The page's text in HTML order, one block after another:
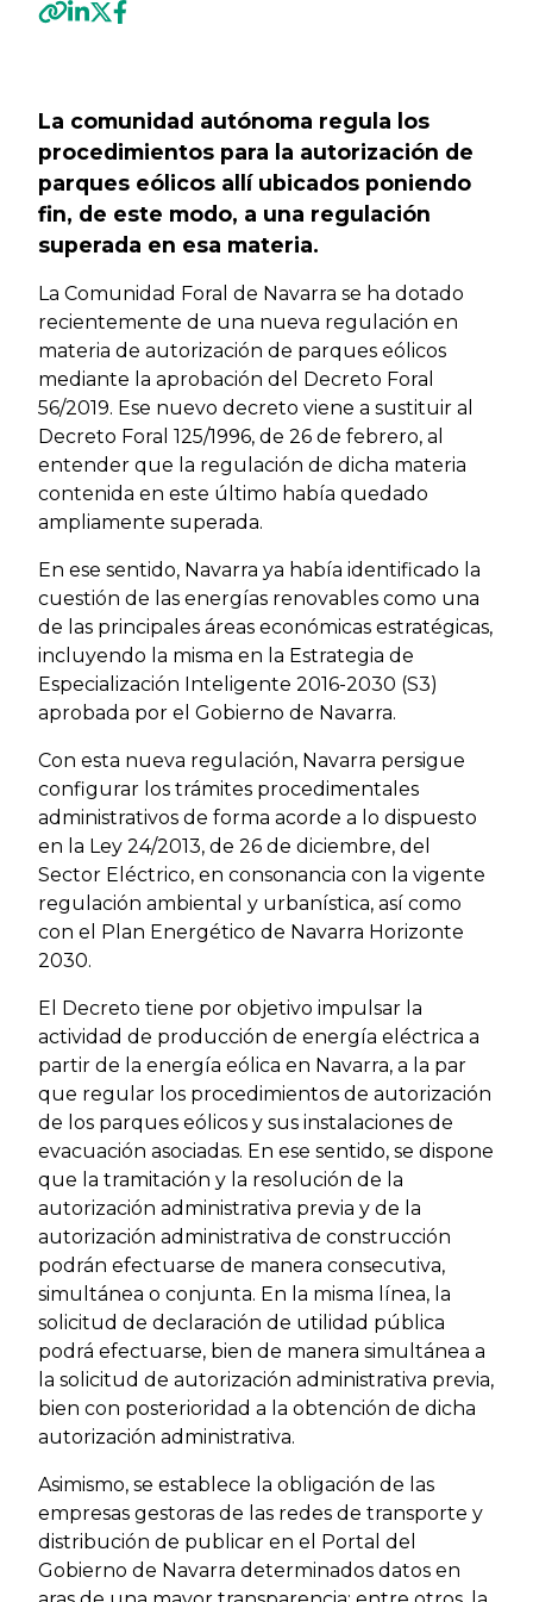
La comunidad autónoma regula los
procedimientos para la autorización de
parques eólicos allí ubicados poniendo
fin, de este modo, a una regulación
superada en esa materia.
La Comunidad Foral de Navarra se ha dotado
recientemente de una nueva regulación en
materia de autorización de parques eólicos
mediante la aprobación del Decreto Foral
56/2019. Ese nuevo decreto viene a sustituir al
Decreto Foral 125/1996, de 26 de febrero, al
entender que la regulación de dicha materia
contenida en este último había quedado
ampliamente superada.
En ese sentido, Navarra ya había identificado la
cuestión de las energías renovables como una
de las principales áreas económicas estratégicas,
incluyendo la misma en la Estrategia de
Especialización Inteligente 2016-2030 (S3)
aprobada por el Gobierno de Navarra.
Con esta nueva regulación, Navarra persigue
configurar los trámites procedimentales
administrativos de forma acorde a lo dispuesto
en la Ley 24/2013, de 26 de diciembre, del
Sector Eléctrico, en consonancia con la vigente
regulación ambiental y urbanística, así como
con el Plan Energético de Navarra Horizonte
2030.
El Decreto tiene por objetivo impulsar la
actividad de producción de energía eléctrica a
partir de la energía eólica en Navarra, a la par
que regular los procedimientos de autorización
de los parques eólicos y sus instalaciones de
evacuación asociadas. En ese sentido, se dispone
que la tramitación y la resolución de la
autorización administrativa previa y de la
autorización administrativa de construcción
podrán efectuarse de manera consecutiva,
simultánea o conjunta. En la misma línea, la
solicitud de declaración de utilidad pública
podrá efectuarse, bien de manera simultánea a
la solicitud de autorización administrativa previa,
bien con posterioridad a la obtención de dicha
autorización administrativa.
Asimismo, se establece la obligación de las
empresas gestoras de las redes de transporte y
distribución de publicar en el Portal del
Gobierno de Navarra determinados datos en